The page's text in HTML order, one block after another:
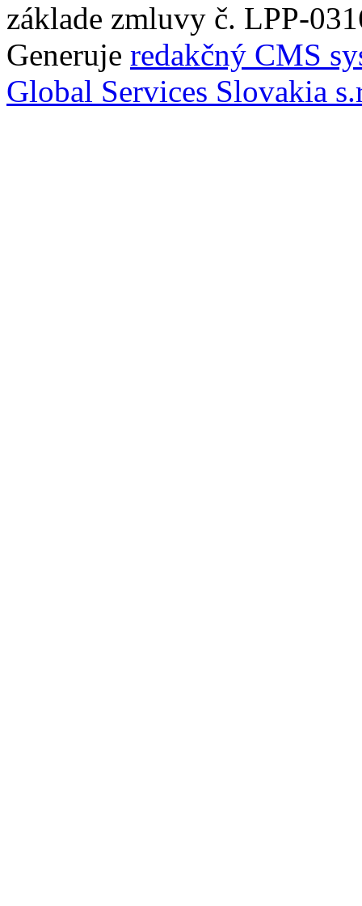
základe zmluvy č. LPP-
Generuje redakčný CMS
Global Services Slovakia